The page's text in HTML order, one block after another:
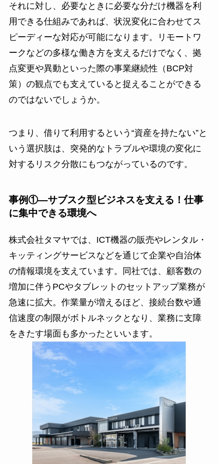
それに対し、必要なときに必要な分だけ機器を利
用できる仕組みであれば、状況変化に合わせてス
ピーディーな対応が可能になります。リモートワ
ークなどの多様な働き方を支えるだけでなく、拠
点変更や異動といった際の事業継続性（BCP対
策）の観点でも支えていると捉えることができる
のではないでしょうか。
つまり、借りて利用するという“資産を持たない”と
いう選択肢は、突発的なトラブルや環境の変化に
対するリスク分散にもつながっているのです。
事例①―サブスク型ビジネスを支える！仕事
に集中できる環境へ
株式会社タマヤでは、ICT機器の販売やレンタル・
キッティングサービスなどを通じて企業や自治体
の情報環境を支えています。同社では、顧客数の
増加に伴うPCやタブレットのセットアップ業務が
急速に拡大。作業量が増えるほど、接続台数や通
信速度の制限がボトルネックとなり、業務に支障
をきたす場面も多かったといいます。